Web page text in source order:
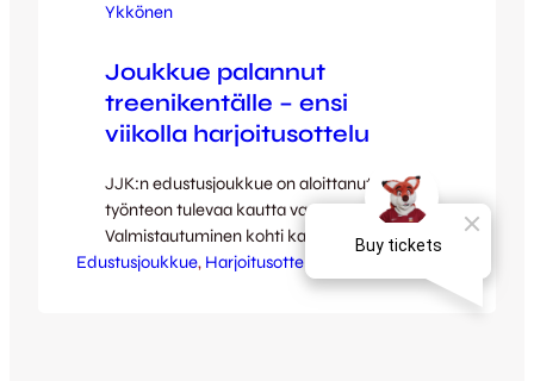
Ykkönen
Joukkue palannut
treenikentälle – ensi
viikolla harjoitusottelu
JJK:n edustusjoukkue on aloittanut
työnteon tulevaa kautta varten.
Valmistautuminen kohti kautta 2015 alkoi
maanantaina testeillä ja tiistaina palattiin
talviseen tapaan tiiviiseen treenirutiiniin.
Edustusjoukkue, Harjoitusottelut Uutiset